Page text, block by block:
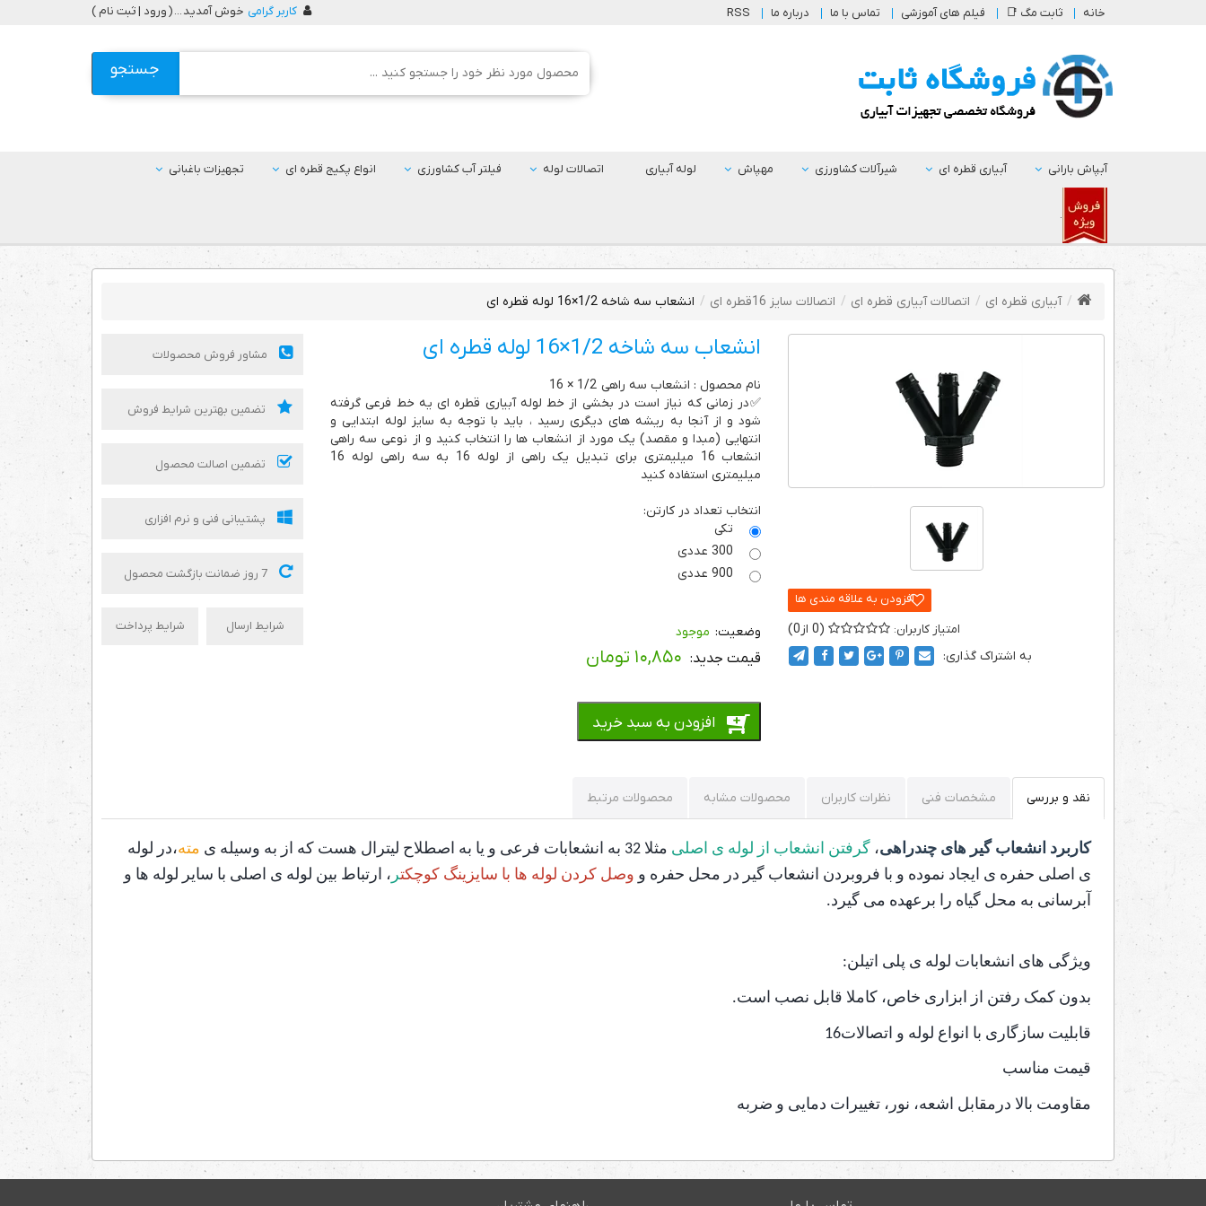
خانه ثابت مگ 📑 فیلم های آموزشی تماس با ما درباره ما RSS کاربر گرامی خوش آمدید ... (ورود | ثبت نام )
جستجو
آبپاش بارانی آبیاری قطره ای شیرآلات کشاورزی مهپاش لوله آبیاری اتصالات لوله فیلتر آب کشاورزی انواع پکیج قطره ای تجهیزات باغبانی
.
آبیاری قطره ای اتصالات آبیاری قطره ای اتصالات سایز 16قطره ای انشعاب سه شاخه 1/2×16 لوله قطره ای
0
0
به اشتراک گذاری:
انشعاب سه شاخه 1/2×16 لوله قطره ای
نام محصول : انشعاب سه راهی 1/2 × 16
✅در زمانی که نیاز است در بخشی از خط لوله آبیاری قطره ای یه خط فرعی گرفته
شود و از آنجا به ریشه های دیگری رسید ، باید با توجه به سایز لوله ابتدایی و
انتهایی (مبدا و مقصد) یک مورد از انشعاب ها را انتخاب کنید و از نوعی سه راهی
انشعاب 16 میلیمتری برای تبدیل یک راهی از لوله 16 به سه راهی لوله 16
میلیمتری استفاده کنید
انتخاب تعداد در کارتن:
تکی
موجود
۱۰,۸۵۰ تومان
افزودن به سبد خرید
مشاور فروش محصولات
تضمین بهترین شرایط فروش
تضمین اصالت محصول
پشتیبانی فنی و نرم افزاری
شرایط ارسال شرایط پرداخت
نقد و بررسی مشخصات فنی نظرات کاربران محصولات مشابه محصولات مرتبط
کاربرد انشعاب گیر های چندراهی، گرفتن انشعاب از لوله ی اصلی مثلا 32 به انشعابات فرعی و یا به اصطلاح لیترال هست که از به وسیله ی مته،در لوله
ی اصلی حفره ی ایجاد نموده و با فروبردن انشعاب گیر در محل حفره و وصل کردن لوله ها با سایزینگ کوچکتر ، ارتباط بین لوله ی اصلی با سایر لوله ها و
آبرسانی به محل گیاه را برعهده می گیرد.
ویژگی های انشعابات لوله ی پلی اتیلن:
بدون کمک رفتن از ابزاری خاص، کاملا قابل نصب است.
قابلیت سازگاری با انواع لوله و اتصالات16
قیمت مناسب
مقاومت بالا درمقابل اشعه، نور، تغییرات دمایی و ضربه